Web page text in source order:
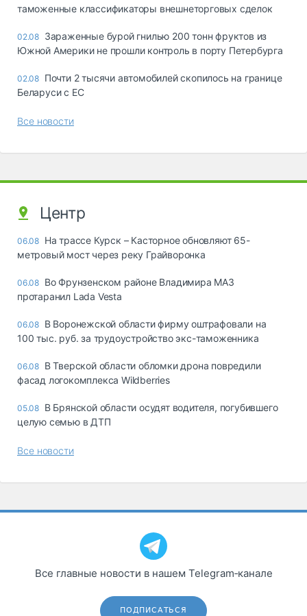
таможенные классификаторы внешнеторговых сделок
02.08 Зараженные бурой гнилью 200 тонн фруктов из
Южной Америки не прошли контроль в порту Петербурга
02.08 Почти 2 тысячи автомобилей скопилось на границе
Беларуси с ЕС
Все новости
Центр
06.08 На трассе Курск – Касторное обновляют 65-
метровый мост через реку Грайворонка
06.08 Во Фрунзенском районе Владимира МАЗ
протаранил Lada Vesta
06.08 В Воронежской области фирму оштрафовали на
100 тыс. руб. за трудоустройство экс-таможенника
06.08 В Тверской области обломки дрона повредили
фасад логокомплекса Wildberries
05.08 В Брянской области осудят водителя, погубившего
целую семью в ДТП
Все новости
Все главные новости в нашем Telegram‑канале
ПОДПИСАТЬСЯ